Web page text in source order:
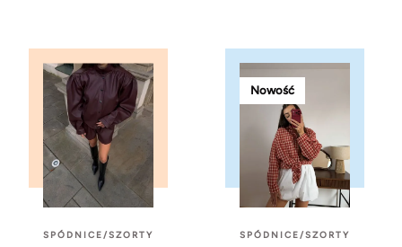
SPÓDNICE/SZORTY
Nowość
SPÓDNICE/SZORTY